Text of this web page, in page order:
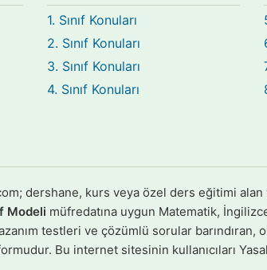
1. Sınıf Konuları
2. Sınıf Konuları
3. Sınıf Konuları
4. Sınıf Konuları
dershane, kurs veya özel ders eğitimi alan
Modeli müfredatına uygun Matematik,
testleri ve çözümlü sorular barındıran,
Bu internet sitesinin kullanıcıları